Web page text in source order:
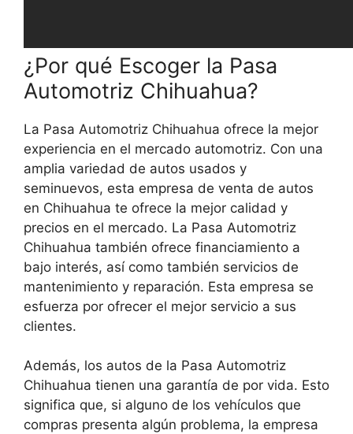
¿Por qué Escoger la Pasa
Automotriz Chihuahua?
La Pasa Automotriz Chihuahua ofrece la mejor
experiencia en el mercado automotriz. Con una
amplia variedad de autos usados y
seminuevos, esta empresa de venta de autos
en Chihuahua te ofrece la mejor calidad y
precios en el mercado. La Pasa Automotriz
Chihuahua también ofrece financiamiento a
bajo interés, así como también servicios de
mantenimiento y reparación. Esta empresa se
esfuerza por ofrecer el mejor servicio a sus
clientes.
Además, los autos de la Pasa Automotriz
Chihuahua tienen una garantía de por vida. Esto
significa que, si alguno de los vehículos que
compras presenta algún problema, la empresa